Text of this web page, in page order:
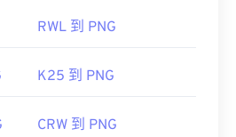
RWL 到 PNG
K25 到 PNG
CRW 到 PNG